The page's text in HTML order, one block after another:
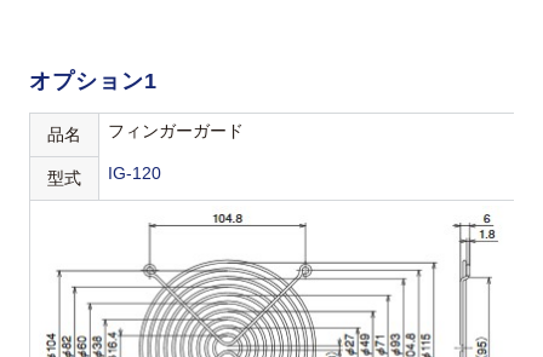
オプション1
品名 フィンガーガード
型式 IG-120